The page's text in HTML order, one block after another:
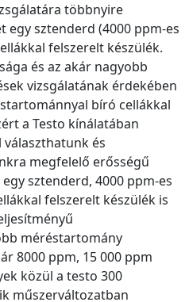
többnyire
egy sztenderd (4000 ppm-es
felszerelt készülék.
és az akár nagyobb
vizsgálatának érdekében
bíró cellákkal
a Testo kínálatában
és
megfelelő erősségű
sztenderd, 4000 ppm-es
felszerelt készülék is
méréstartomány
8000 ppm, 15 000 ppm
közül a testo 300
műszerváltozatban